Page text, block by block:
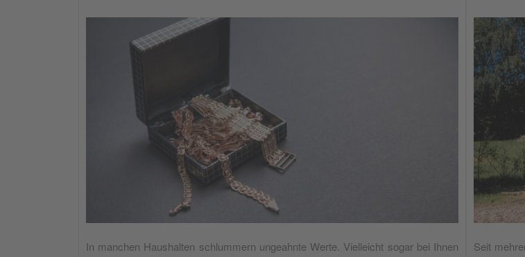
In manchen Haushalten schlummern ungeahnte Werte. Vielleicht sogar bei Ihnen
Seit